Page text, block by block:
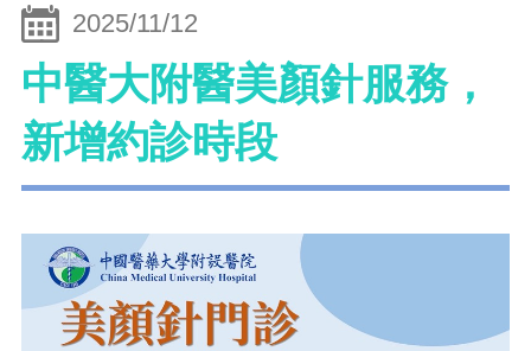
2025/11/12
中醫大附醫美顏針服務，
新增約診時段